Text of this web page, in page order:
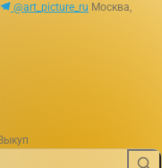
@art_picture_ru Москва,